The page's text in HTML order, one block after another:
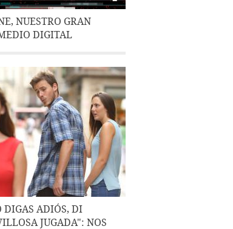
NUESTRO GRAN
DIGITAL
DIGAS ADIÓS, DI
JUGADA": NOS